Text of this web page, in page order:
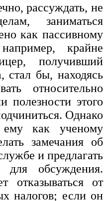
рассуждать, не
заниматься
как пассивному
крайне
получивший
стал бы, находясь
относительно
полезности этого
Однако
ему как ученому
замечания об
и предлагать
для обсуждения.
отказываться от
налогов; если он